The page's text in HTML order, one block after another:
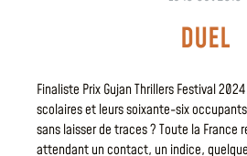
DUEL
Finaliste Prix Gujan Thrillers Festival
scolaires et leurs soixante-six
sans laisser de traces ? Toute la France
attendant un contact, un indice,